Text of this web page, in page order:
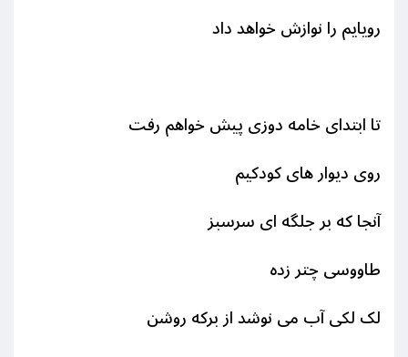
رویایم را نوازش خواهد داد
تا ابتدای خامه دوزی پیش خواهم رفت
روی دیوار های کودکیم
آنجا که بر جلگه ای سرسبز
طاووسی چتر زده
لک لکی آب می نوشد از برکه روشن